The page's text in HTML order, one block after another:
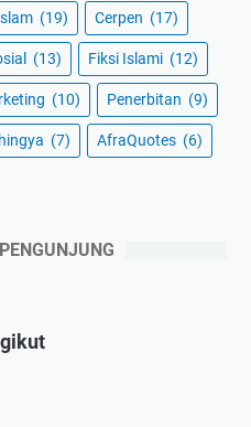
(19) Cerpen (17)
(13) Fiksi Islami (12)
(10) Penerbitan (9)
(7) AfraQuotes (6)